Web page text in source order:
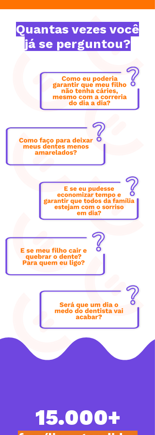
Quantas vezes você
já se perguntou?
15.000+